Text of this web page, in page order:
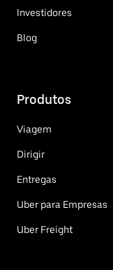
Investidores
Blog
Produtos
Viagem
Dirigir
Entregas
Uber para Empresas
Uber Freight